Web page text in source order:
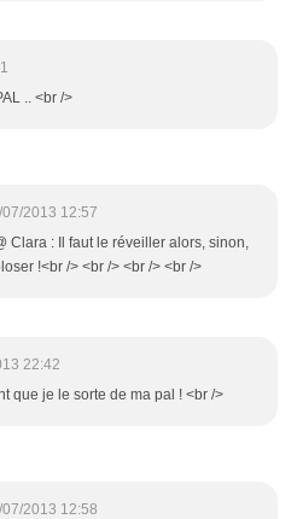
.. <br />
2013 12:57
Clara : Il faut le réveiller alors, sinon,
!<br /> <br /> <br /> <br />
22:42
que je le sorte de ma pal ! <br />
2013 12:58